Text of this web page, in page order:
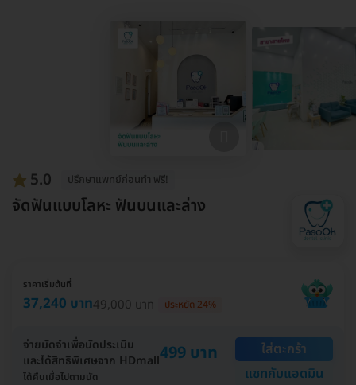
5.0 ปรึกษาแพทย์ก่อนทำ ฟรี!
จัดฟันแบบโลหะ ฟันบนและล่าง
ราคาเริ่มต้นที่
37,240 บาท49,000 บาท ประหยัด 24%
จ่ายมัดจำเพื่อนัดประเมิน
และได้สิทธิพิเศษจาก HDmall499 บาท
ได้คืนเมื่อไปตามนัด
ใส่ตะกร้า
แชทกับแอดมิน